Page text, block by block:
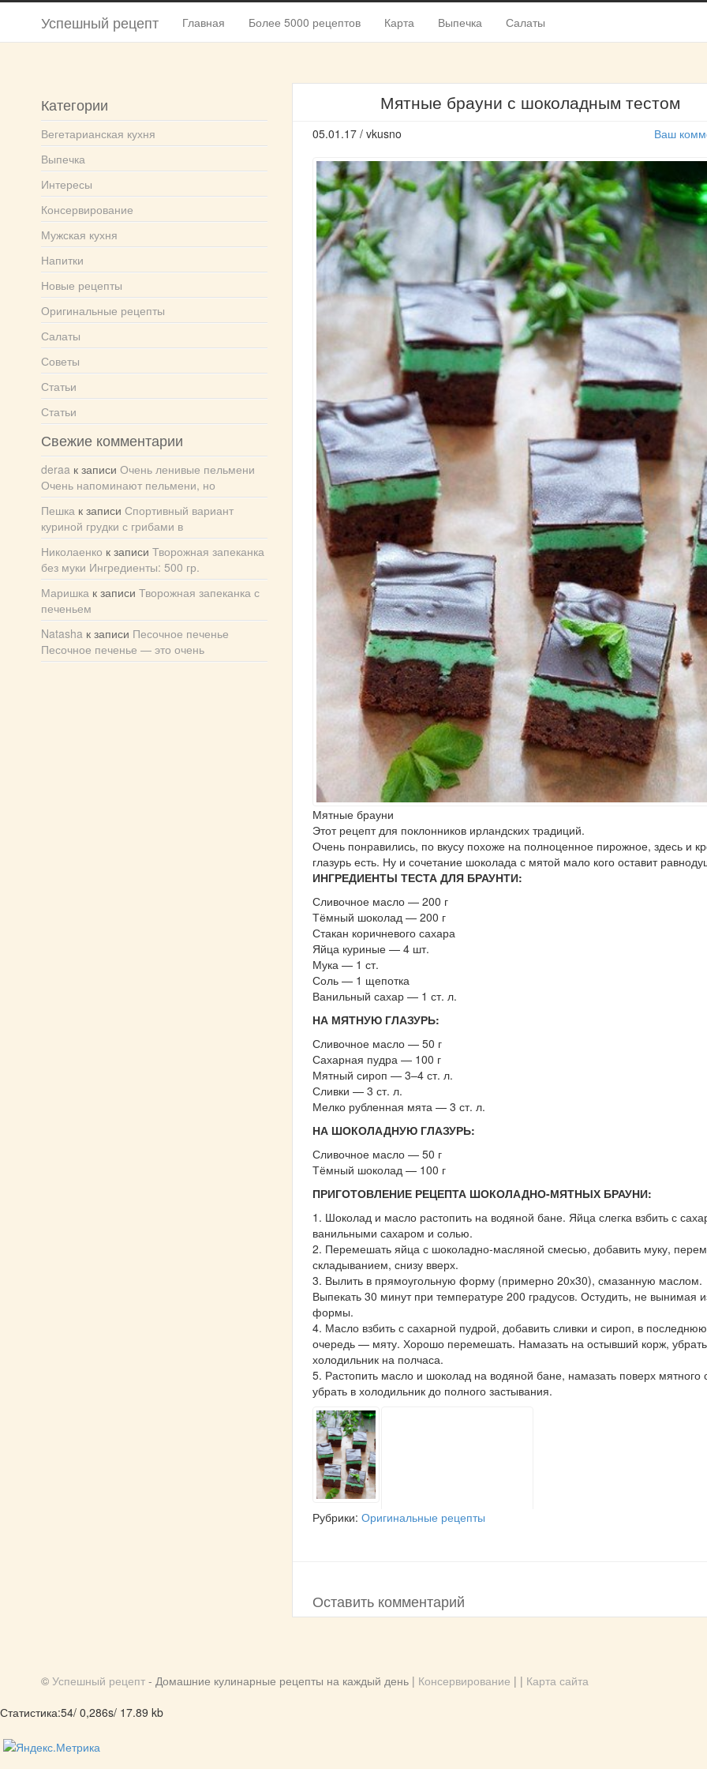
Успешный рецепт Главная Более 5000 рецептов Карта Выпечка Салаты
Мятные брауни с шоколадным тестом
Ваш
05.01.17 / vkusno
Мятные брауни
Этот рецепт для поклонников ирландских традиций.
Очень понравились, по вкусу похоже на полноценное пирожное, здесь и
глазурь есть. Ну и сочетание шоколада с мятой мало кого оставит
ИНГРЕДИЕНТЫ ТЕСТА ДЛЯ БРАУНТИ:
Сливочное масло — 200 г
Тёмный шоколад — 200 г
Стакан коричневого сахара
Яйца куриные — 4 шт.
Мука — 1 ст.
Соль — 1 щепотка
Ванильный сахар — 1 ст. л.
НА МЯТНУЮ ГЛАЗУРЬ:
Сливочное масло — 50 г
Сахарная пудра — 100 г
Мятный сироп — 3–4 ст. л.
Сливки — 3 ст. л.
Мелко рубленная мята — 3 ст. л.
НА ШОКОЛАДНУЮ ГЛАЗУРЬ:
Сливочное масло — 50 г
Тёмный шоколад — 100 г
ПРИГОТОВЛЕНИЕ РЕЦЕПТА ШОКОЛАДНО-МЯТНЫХ БРАУНИ:
1. Шоколад и масло растопить на водяной бане. Яйца слегка взбить с
ванильными сахаром и солью.
2. Перемешать яйца с шоколадно-масляной смесью, добавить муку,
складыванием, снизу вверх.
3. Вылить в прямоугольную форму (примерно 20х30), смазанную маслом.
Выпекать 30 минут при температуре 200 градусов. Остудить, не вынимая
формы.
4. Масло взбить с сахарной пудрой, добавить сливки и сироп, в последнюю
очередь — мяту. Хорошо перемешать. Намазать на остывший корж,
холодильник на полчаса.
5. Растопить масло и шоколад на водяной бане, намазать поверх мятного
убрать в холодильник до полного застывания.
Рубрики: Оригинальные рецепты
Оставить комментарий
Категории
Вегетарианская кухня
Выпечка
Интересы
Консервирование
Мужская кухня
Напитки
Новые рецепты
Оригинальные рецепты
Салаты
Советы
Статьи
Статьи
Свежие комментарии
deraa к записи Очень ленивые пельмени
Очень напоминают пельмени, но
Пешка к записи Спортивный вариант
куриной грудки с грибами в
Николаенко к записи Творожная запеканка
без муки Ингредиенты: 500 гр.
Маришка к записи Творожная запеканка с
печеньем
Natasha к записи Песочное печенье
Песочное печенье — это очень
© Успешный рецепт - Домашние кулинарные рецепты на каждый день | Консервирование | | Карта сайта
Статистика:54/ 0,286s/ 17.89 kb